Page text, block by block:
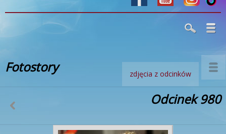
Fotostory zdjęcia z odcinków
Odcinek 980